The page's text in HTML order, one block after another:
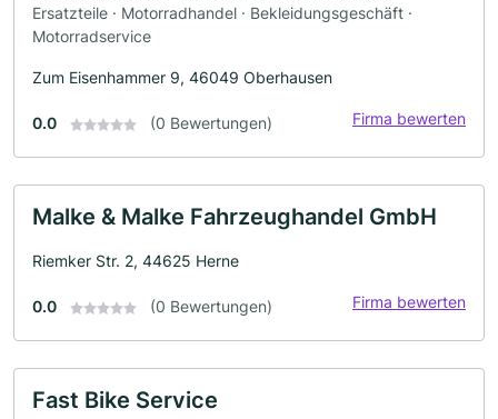
Ersatzteile · Motorradhandel · Bekleidungsgeschäft ·
Motorradservice
Zum Eisenhammer 9, 46049 Oberhausen
0.0 (0 Bewertungen) Firma bewerten
Malke & Malke Fahrzeughandel GmbH
Riemker Str. 2, 44625 Herne
0.0 (0 Bewertungen) Firma bewerten
Fast Bike Service